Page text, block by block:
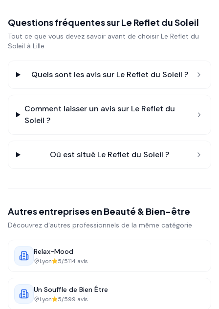
Questions fréquentes surLe Reflet du Soleil
Tout ce que vous devez savoir avant de choisir Le Reflet du
Soleil à Lille
Quels sont les avis sur Le Reflet du Soleil ?
Comment laisser un avis sur Le Reflet du
Soleil ?
Où est situé Le Reflet du Soleil ?
Autres entreprises en Beauté & Bien-être
Découvrez d'autres professionnels de la même catégorie
Relax-Mood
Lyon 5/5114 avis
Un Souffle de Bien Être
Lyon 5/599 avis